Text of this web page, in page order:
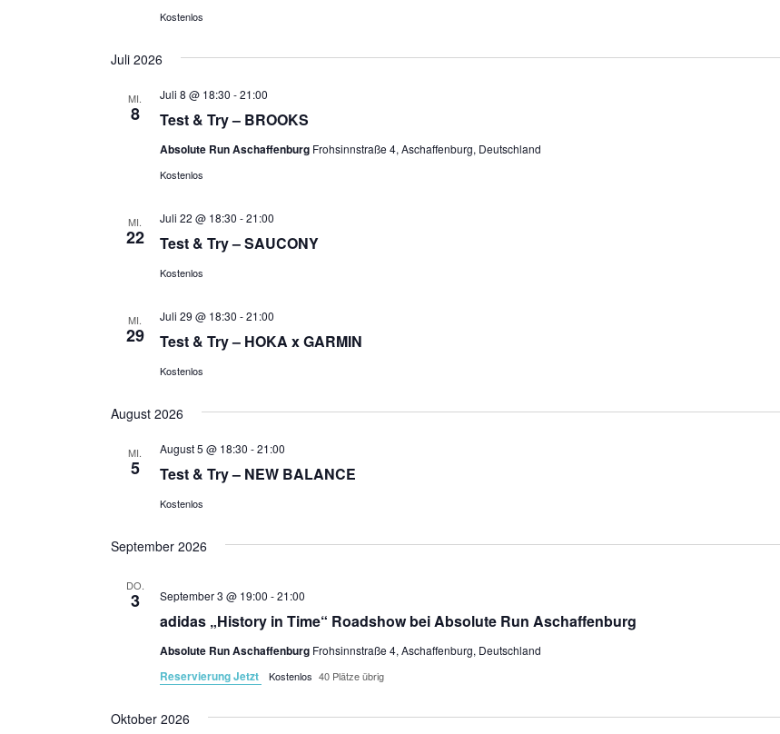
Kostenlos
Juli 2026
MI.
8 Test & Try – BROOKS
Juli 8 @ 18:30 -21:00
Absolute Run Aschaffenburg Frohsinnstraße 4, Aschaffenburg, Deutschland
Kostenlos
MI.
22 Test & Try – SAUCONY
Juli 22 @ 18:30 -21:00
Kostenlos
MI.
29 Test & Try – HOKA x GARMIN
Juli 29 @ 18:30 -21:00
Kostenlos
August 2026
MI.
5 Test & Try – NEW BALANCE
August 5 @ 18:30 -21:00
Kostenlos
September 2026
DO.
3
adidas „History in Time“ Roadshow bei Absolute Run Aschaffenburg
September 3 @ 19:00 -21:00
Absolute Run Aschaffenburg Frohsinnstraße 4, Aschaffenburg, Deutschland
Reservierung Jetzt Kostenlos 40 Plätze übrig
Oktober 2026